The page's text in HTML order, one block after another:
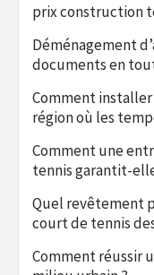
prix construction
Déménagement
documents en
Comment
région où les
Comment une
tennis garantit-
Quel revêtement
court de tennis
Comment réussir